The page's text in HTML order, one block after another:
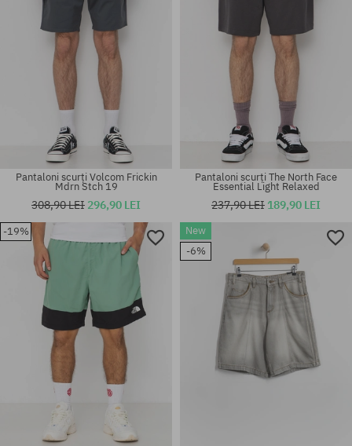
Mărimi existente:
26; 29; 30; 31; 32; 34; 36; 38
Mărimi existente:
S; M; L; XL
Pantaloni scurți Volcom Frickin
Mdrn Stch 19
308,90 LEI 296,90 LEI
Pantaloni scurți The North Face
Essential Light Relaxed
237,90 LEI 189,90 LEI
-19%
New
-6%